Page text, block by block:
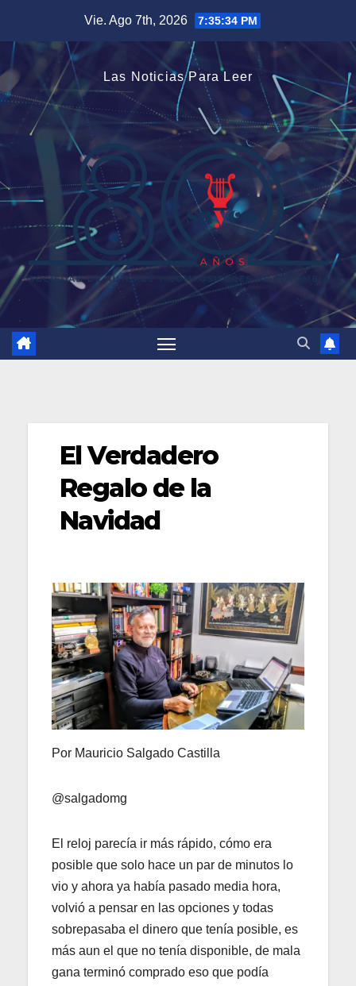
contenido
Vie. Ago 7th, 2026 7:35:34 PM
Las Noticias Para Leer
El Verdadero
Regalo de la
Navidad
Por Mauricio Salgado Castilla
@salgadomg
El reloj parecía ir más rápido, cómo era
posible que solo hace un par de minutos lo
vio y ahora ya había pasado media hora,
volvió a pensar en las opciones y todas
sobrepasaba el dinero que tenía posible, es
más aun el que no tenía disponible, de mala
gana terminó comprado eso que podía